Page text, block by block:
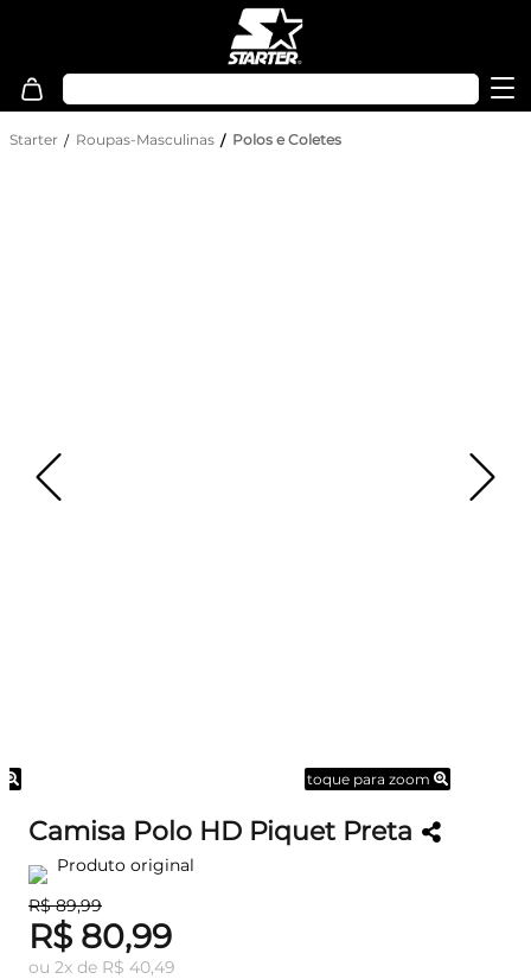
Starter Roupas-Masculinas Polos e Coletes
toque para zoom
Camisa Polo HD Piquet Preta
Produto original
R$ 89,99
R$ 80,99
ou 2x de R$ 40,49